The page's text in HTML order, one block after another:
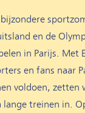
en de
in Parijs. Met
en fans naar
voldoen, zetten
treinen in.